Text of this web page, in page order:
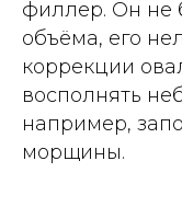
филлер. Он не
объёма, его
коррекции
восполнять
например,
морщины.